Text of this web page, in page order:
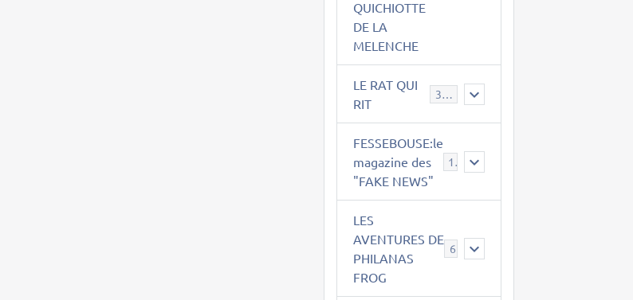
QUICHIOTTE
DE LA
MELENCHE
LE RAT QUI
RIT
395
FESSEBOUSE:le
magazine des
"FAKE NEWS"
19
LES
AVENTURES DE
PHILANAS
FROG